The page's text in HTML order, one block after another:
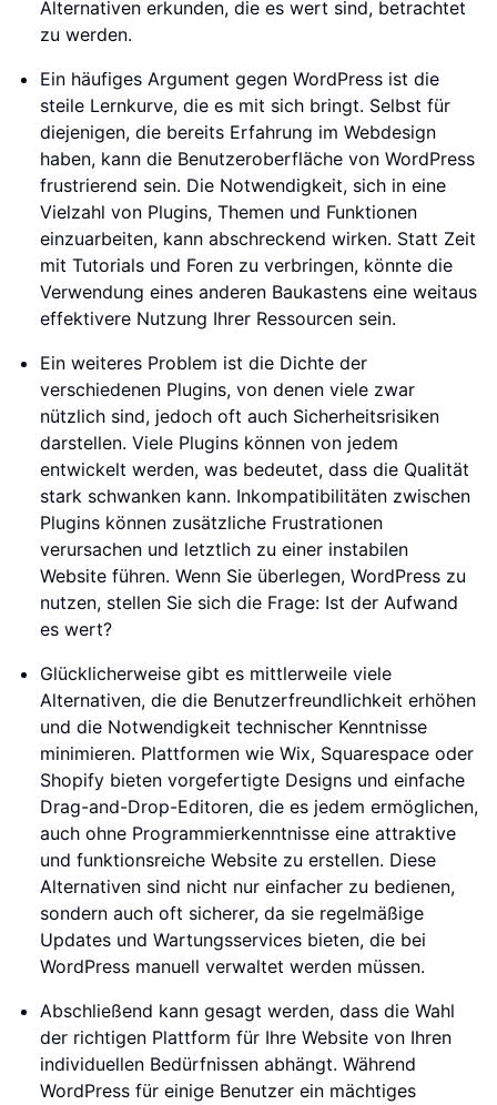
Alternativen erkunden, die es wert sind, betrachtet
zu werden.
Ein häufiges Argument gegen WordPress ist die
steile Lernkurve, die es mit sich bringt. Selbst für
diejenigen, die bereits Erfahrung im Webdesign
haben, kann die Benutzeroberfläche von WordPress
frustrierend sein. Die Notwendigkeit, sich in eine
Vielzahl von Plugins, Themen und Funktionen
einzuarbeiten, kann abschreckend wirken. Statt Zeit
mit Tutorials und Foren zu verbringen, könnte die
Verwendung eines anderen Baukastens eine weitaus
effektivere Nutzung Ihrer Ressourcen sein.
Ein weiteres Problem ist die Dichte der
verschiedenen Plugins, von denen viele zwar
nützlich sind, jedoch oft auch Sicherheitsrisiken
darstellen. Viele Plugins können von jedem
entwickelt werden, was bedeutet, dass die Qualität
stark schwanken kann. Inkompatibilitäten zwischen
Plugins können zusätzliche Frustrationen
verursachen und letztlich zu einer instabilen
Website führen. Wenn Sie überlegen, WordPress zu
nutzen, stellen Sie sich die Frage: Ist der Aufwand
es wert?
Glücklicherweise gibt es mittlerweile viele
Alternativen, die die Benutzerfreundlichkeit erhöhen
und die Notwendigkeit technischer Kenntnisse
minimieren. Plattformen wie Wix, Squarespace oder
Shopify bieten vorgefertigte Designs und einfache
Drag-and-Drop-Editoren, die es jedem ermöglichen,
auch ohne Programmierkenntnisse eine attraktive
und funktionsreiche Website zu erstellen. Diese
Alternativen sind nicht nur einfacher zu bedienen,
sondern auch oft sicherer, da sie regelmäßige
Updates und Wartungsservices bieten, die bei
WordPress manuell verwaltet werden müssen.
Abschließend kann gesagt werden, dass die Wahl
der richtigen Plattform für Ihre Website von Ihren
individuellen Bedürfnissen abhängt. Während
WordPress für einige Benutzer ein mächtiges